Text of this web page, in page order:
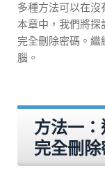
多種方法可以在沒
本章中，我們將探
完全刪除密碼。繼
腦。
方法一
完全刪除